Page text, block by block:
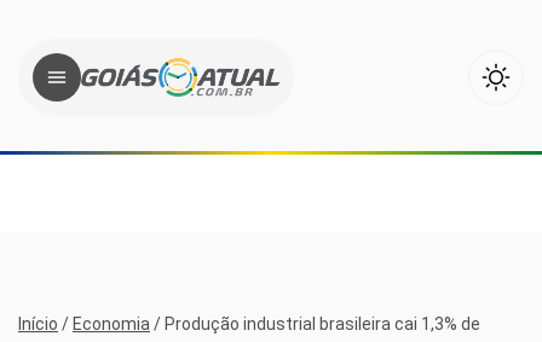
Início / Economia / Produção industrial brasileira cai 1,3% de